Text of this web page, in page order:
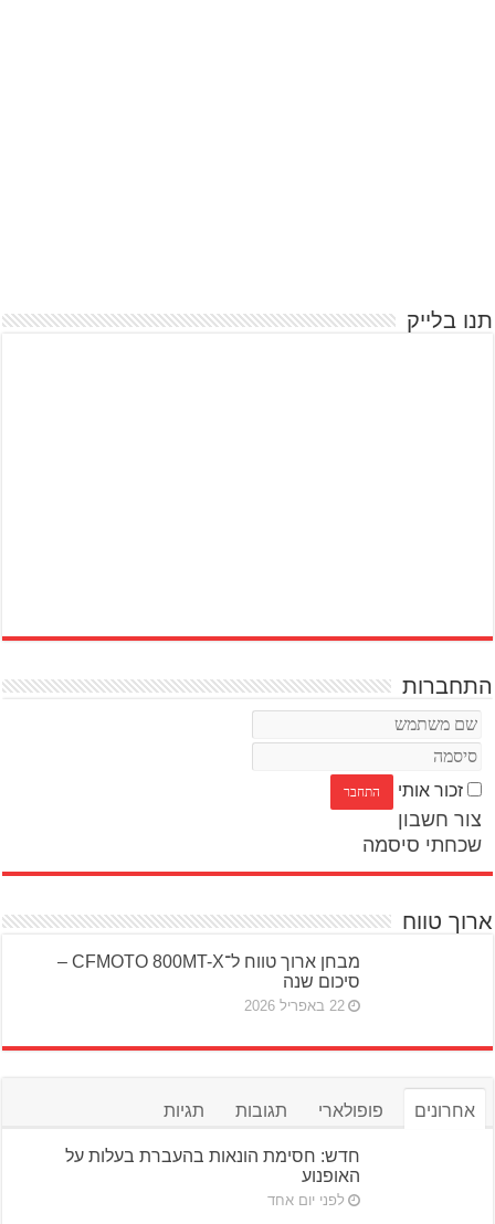
תנו בלייק
התחברות
זכור אותי
צור חשבון
שכחתי סיסמה
ארוך טווח
מבחן ארוך טווח ל־CFMOTO 800MT-X –
סיכום שנה
22 באפריל 2026
אחרונים פופולארי תגובות תגיות
חדש: חסימת הונאות בהעברת בעלות על
האופנוע
לפני יום אחד